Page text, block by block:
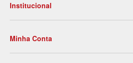
Institucional
Nossas Lojas
Serviços
Minha Conta